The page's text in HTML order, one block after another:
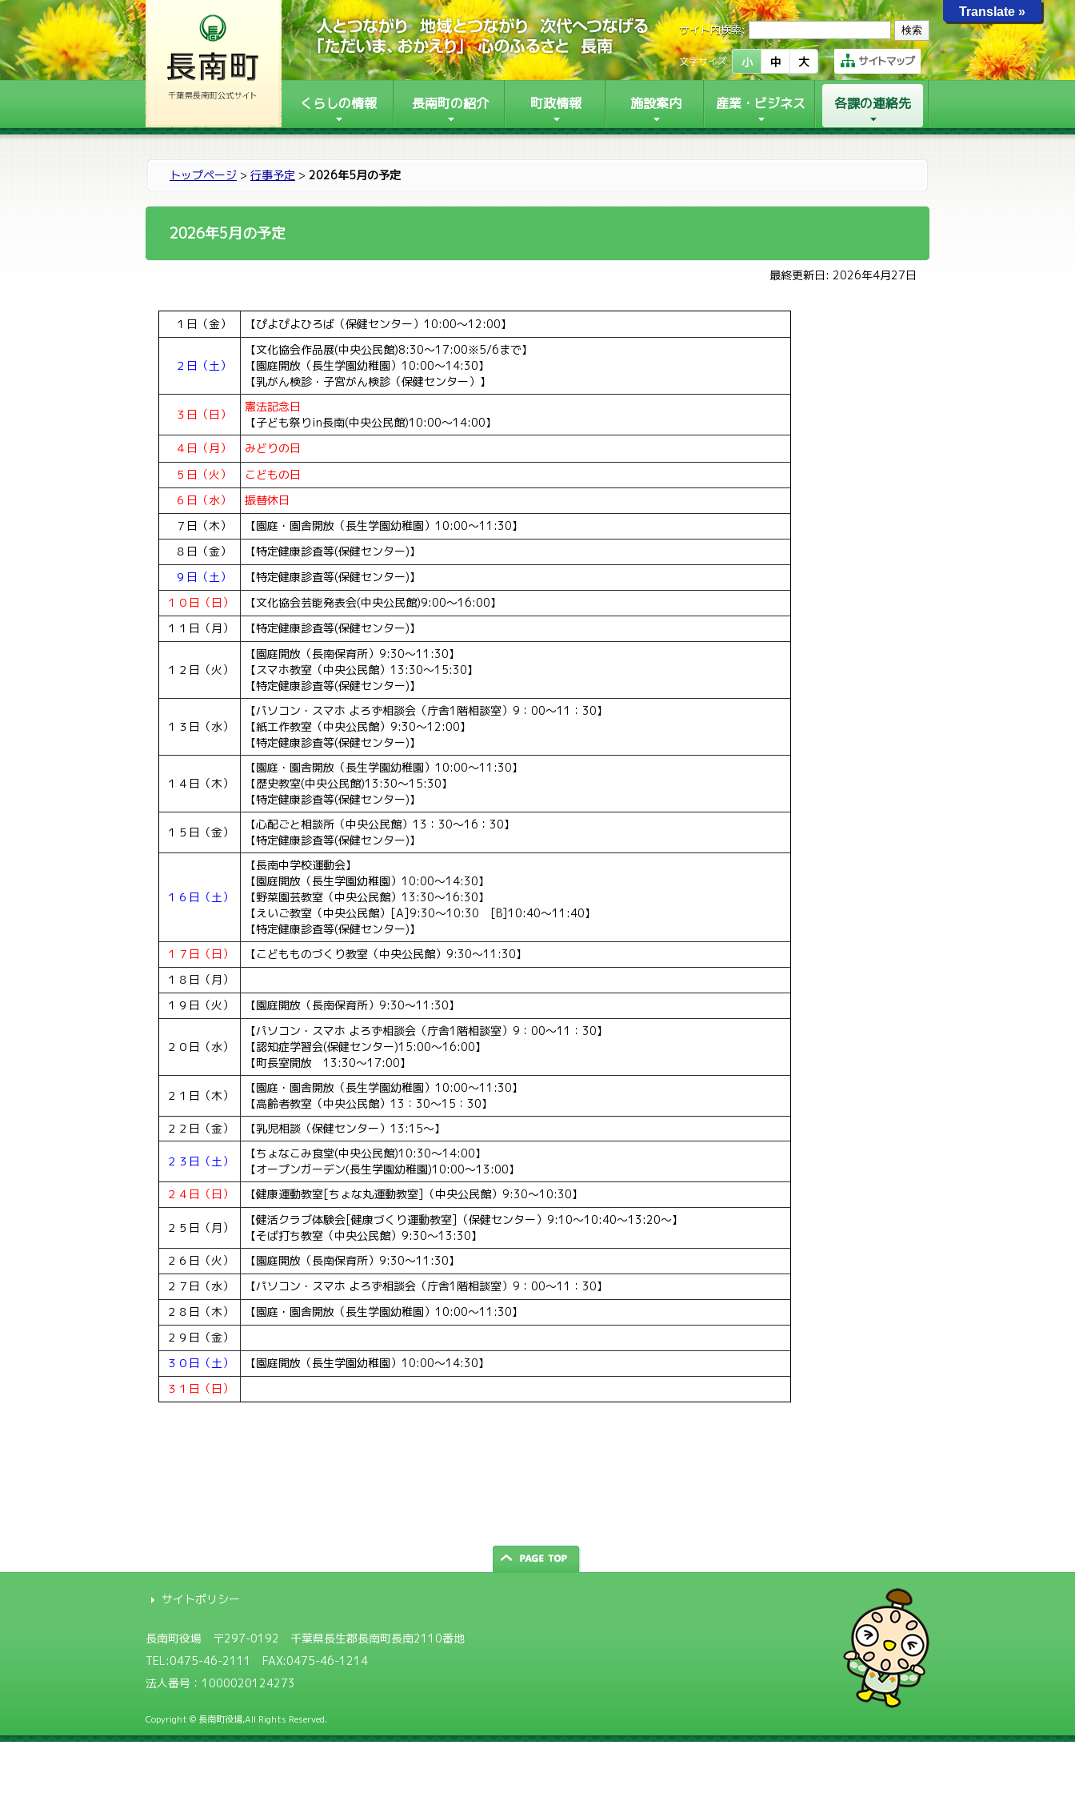
サイト内検索:
文字サイズ 小 中 大 サイトマップ
くらしの情報 長南町の紹介 町政情報 施設案内 産業・ビジネス 各課の連絡先
トップページ > 行事予定 > 2026年5月の予定
2026年5月の予定
最終更新日: 2026年4月27日
１日（金） 【ぴよぴよひろば（保健センター）10:00～12:00】
２日（土）
【文化協会作品展(中央公民館)8:30～17:00※5/6まで】
【園庭開放（長生学園幼稚園）10:00～14:30】
【乳がん検診・子宮がん検診（保健センター）】
３日（日）
憲法記念日
【子ども祭りin長南(中央公民館)10:00～14:00】
４日（月）
みどりの日
５日（火）
こどもの日
６日（水）
振替休日
７日（木）
【園庭・園舎開放（長生学園幼稚園）10:00～11:30】
８日（金）
【特定健康診査等(保健センター)】
９日（土）
【特定健康診査等(保健センター)】
１０日（日）
【文化協会芸能発表会(中央公民館)9:00～16:00】
１１日（月）
【特定健康診査等(保健センター)】
１２日（火）
【園庭開放（長南保育所）9:30～11:30】
【スマホ教室（中央公民館）13:30～15:30】
【特定健康診査等(保健センター)】
１３日（水）
【パソコン・スマホ よろず相談会（庁舎1階相談室）9：00～11：30】
【紙工作教室（中央公民館）9:30～12:00】
【特定健康診査等(保健センター)】
１４日（木）
【園庭・園舎開放（長生学園幼稚園）10:00～11:30】
【歴史教室(中央公民館)13:30～15:30】
【特定健康診査等(保健センター)】
１５日（金）
【心配ごと相談所（中央公民館）13：30～16：30】
【特定健康診査等(保健センター)】
１６日（土）
【長南中学校運動会】
【園庭開放（長生学園幼稚園）10:00～14:30】
【野菜園芸教室（中央公民館）13:30～16:30】
【えいご教室（中央公民館）[A]9:30～10:30 [B]10:40～11:40】
【特定健康診査等(保健センター)】
１７日（日）
【こどもものづくり教室（中央公民館）9:30～11:30】
１８日（月）
１９日（火）
【園庭開放（長南保育所）9:30～11:30】
２０日（水）
【パソコン・スマホ よろず相談会（庁舎1階相談室）9：00～11：30】
【認知症学習会(保健センター)15:00～16:00】
【町長室開放 13:30～17:00】
２１日（木）
【園庭・園舎開放（長生学園幼稚園）10:00～11:30】
【高齢者教室（中央公民館）13：30～15：30】
２２日（金）
【乳児相談（保健センター）13:15～】
２３日（土）
【ちょなこみ食堂(中央公民館)10:30～14:00】
【オープンガーデン(長生学園幼稚園)10:00～13:00】
２４日（日）
【健康運動教室[ちょな丸運動教室]（中央公民館）9:30～10:30】
２５日（月）
【健活クラブ体験会[健康づくり運動教室]（保健センター）9:10～10:40～13:20～】
【そば打ち教室（中央公民館）9:30～13:30】
２６日（火）
【園庭開放（長南保育所）9:30～11:30】
２７日（水）
【パソコン・スマホ よろず相談会（庁舎1階相談室）9：00～11：30】
２８日（木）
【園庭・園舎開放（長生学園幼稚園）10:00～11:30】
２９日（金）
３０日（土）
【園庭開放（長生学園幼稚園）10:00～14:30】
３１日（日）
サイトポリシー
長南町役場
〒297-0192 千葉県長生郡長南町長南2110番地
TEL:0475-46-2111
FAX:0475-46-1214
法人番号：1000020124273
Copyright © 長南町役場,All Rights Reserved.
Translate »